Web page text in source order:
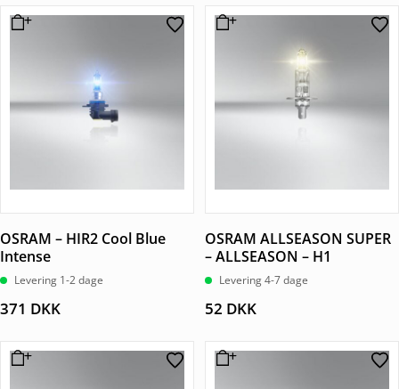
OSRAM – HIR2 Cool Blue
Intense
Levering 1-2 dage
371 DKK
OSRAM ALLSEASON SUPER
– ALLSEASON – H1
Levering 4-7 dage
52 DKK